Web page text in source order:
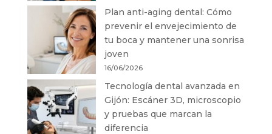
Plan anti-aging dental: Cómo
prevenir el envejecimiento de
tu boca y mantener una sonrisa
joven
16/06/2026
Tecnología dental avanzada en
Gijón: Escáner 3D, microscopio
y pruebas que marcan la
diferencia